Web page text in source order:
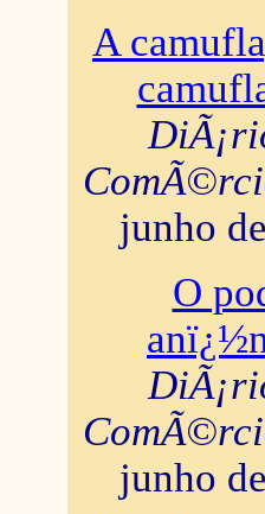
A
junho
O
junho